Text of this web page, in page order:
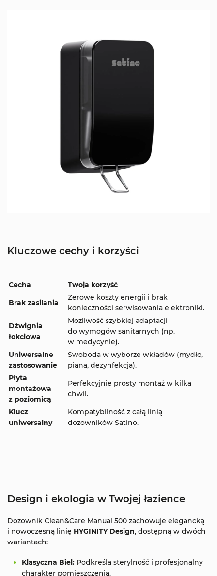
Kluczowe cechy i korzyści
Cecha Twoja korzyść
Brak zasilania
Zerowe koszty energii i brak
konieczności serwisowania elektroniki.
Dźwignia
łokciowa
Możliwość szybkiej adaptacji
do wymogów sanitarnych (np.
w medycynie).
Uniwersalne
zastosowanie
Swoboda w wyborze wkładów (mydło,
piana, dezynfekcja).
Płyta
montażowa
z poziomicą
Perfekcyjnie prosty montaż w kilka
chwil.
Klucz
uniwersalny
Kompatybilność z całą linią
dozowników Satino.
Design i ekologia w Twojej łazience
Dozownik Clean&Care Manual 500 zachowuje elegancką
i nowoczesną linię HYGINITY Design, dostępną w dwóch
wariantach:
Klasyczna Biel: Podkreśla sterylność i profesjonalny
charakter pomieszczenia.